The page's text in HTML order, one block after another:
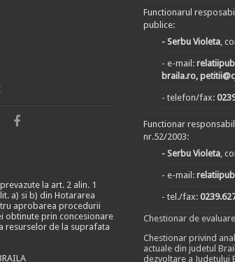
la art. 2 alin. 1
a) si b) din Hotararea
aprobarea procedurii
obtinute prin concesionare
resurselor de la suprafata
Functionarul
publice:
- Serbu Violeta,
- e-mail:
braila.ro,
- telefon/fax:
Functionar
nr.52/2003:
- Serbu Violeta,
- e-mail:
- tel./fax:
Chestionar de
Chestionar privind
actuale din judetul
dezvoltare a Judetului